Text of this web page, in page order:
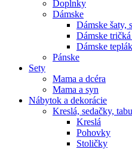
Doplnky
Dámske
Dámske šaty,
Dámske
Dámske
Pánske
Sety
Mama a dcéra
Mama a syn
Nábytok a dekorácie
Kreslá, sedačky,
Kreslá
Pohovky
Stoličky